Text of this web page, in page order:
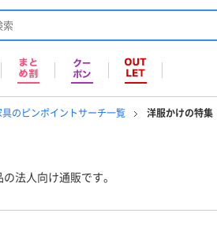
のピンポイントサーチ一覧 洋服かけの特集
法人向け通販です。